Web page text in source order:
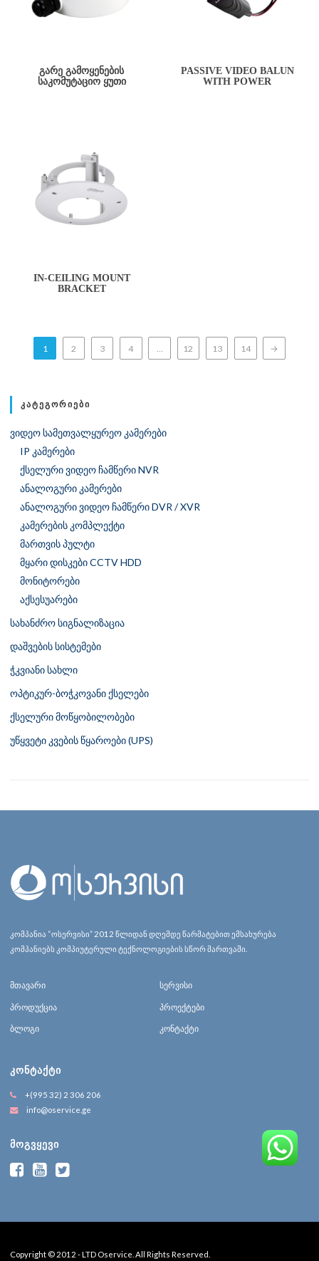
ᲒᲐᲠᲔ ᲒᲐᲛᲝᲧᲔᲜᲔᲑᲘᲡ
ᲡᲐᲙᲝᲛᲣᲢᲐᲪᲘᲝ ᲧᲣᲗᲘ
PASSIVE VIDEO BALUN
WITH POWER
IN-CEILING MOUNT
BRACKET
1 2 3 4 … 12 13 14 →
ᲙᲐᲢᲔᲒᲝᲠᲘᲔᲑᲘ
ვიდეო სამეთვალყურეო კამერები
IP კამერები
ქსელური ვიდეო ჩამწერი NVR
ანალოგური კამერები
ანალოგური ვიდეო ჩამწერი DVR / XVR
კამერების კომპლექტი
მართვის პულტი
მყარი დისკები CCTV HDD
მონიტორები
აქსესუარები
სახანძრო სიგნალიზაცია
დაშვების სისტემები
ჭკვიანი სახლი
ოპტიკურ-ბოჭკოვანი ქსელები
ქსელური მოწყობილობები
უწყვეტი კვების წყაროები (UPS)
კომპანია “ოსერვისი” 2012 წლიდან დღემდე წარმატებით ემსახურება
კომპანიებს კომპიუტერული ტექნოლოგიების სწორ მართვაში.
მთავარი სერვისი
პროდუქცია პროექტები
ბლოგი კონტაქტი
ᲙᲝᲜᲢᲐᲥᲢᲘ
+(995 32) 2 306 206
info@oservice.ge
ᲛᲝᲒᲕᲧᲔᲕᲘ
Copyright © 2012 - LTD Oservice. All Rights Reserved.